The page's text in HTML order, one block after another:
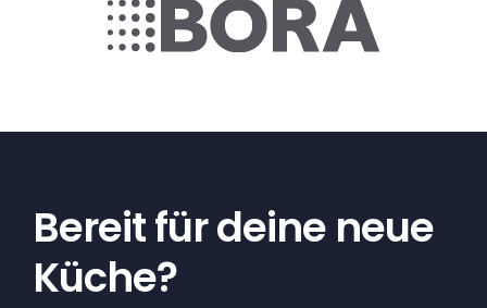
Bereit für deine neue
Küche?